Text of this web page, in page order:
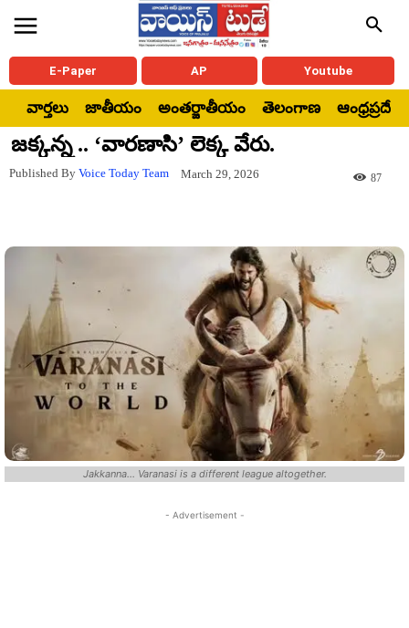
E-Paper AP Youtube
వార్తలు జాతీయం అంతర్జాతీయం తెలంగాణ ఆంధ్రప్రదేశ్
జక్కన్న .. ‘వారణాసి’ లెక్క వేరు.
Published By Voice Today Team March 29, 2026 87
Jakkanna... Varanasi is a different league altogether.
- Advertisement -